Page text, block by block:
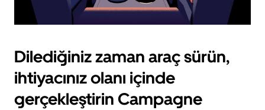
Dilediğiniz zaman araç sürün,
ihtiyacınız olanı içinde
gerçekleştirin Campagne